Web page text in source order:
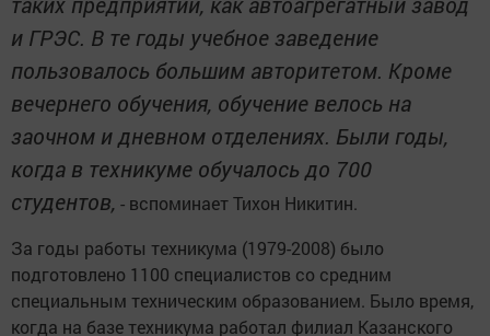
и ГРЭС. В те годы учебное заведение
пользовалось большим авторитетом. Кроме
вечернего обучения, обучение велось на
заочном и дневном отделениях. Были годы,
когда в техникуме обучалось до 700
студентов, - вспоминает Тихон Никитин.
За годы работы техникума (1979-2008) было
подготовлено 1100 специалистов со средним
специальным техническим образованием. Было время,
когда на базе техникума работал филиал Казанского